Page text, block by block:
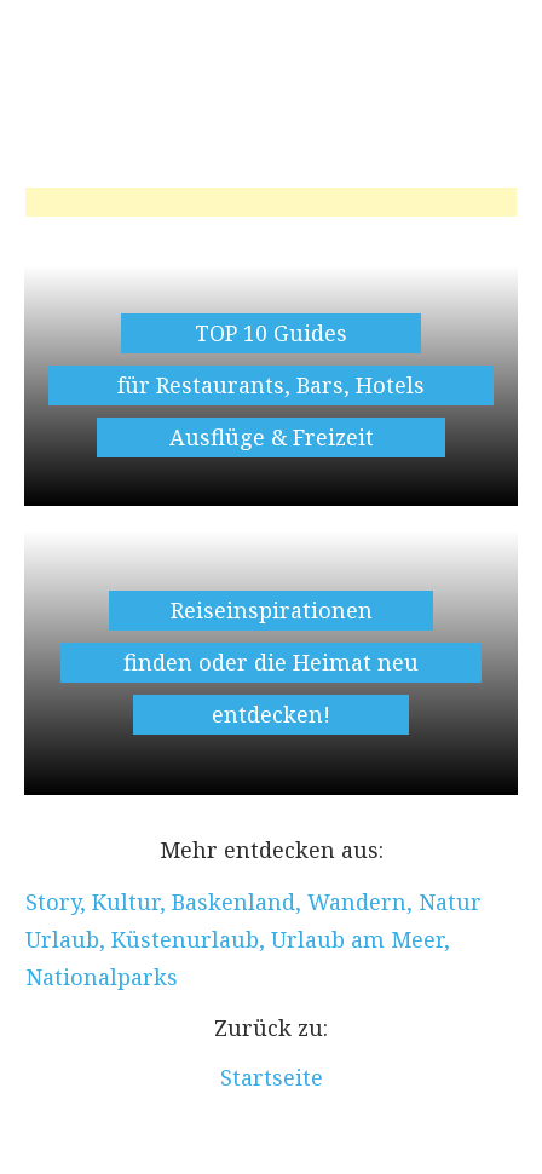
TOP 10 Guides
für Restaurants, Bars, Hotels
Ausflüge & Freizeit
Reiseinspirationen
finden oder die Heimat neu
entdecken!
Mehr entdecken aus:
Story, Kultur, Baskenland, Wandern, Natur
Urlaub, Küstenurlaub, Urlaub am Meer,
Nationalparks
Zurück zu:
Startseite